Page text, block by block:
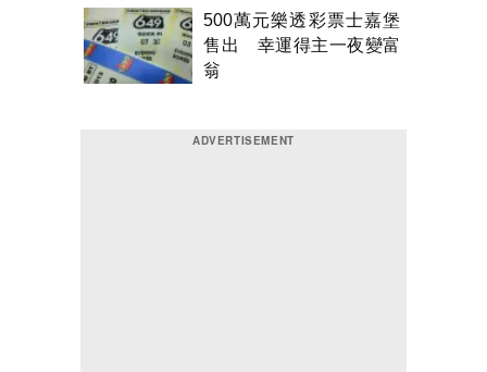
500萬元樂透彩票士嘉堡
售出 幸運得主一夜變富
翁